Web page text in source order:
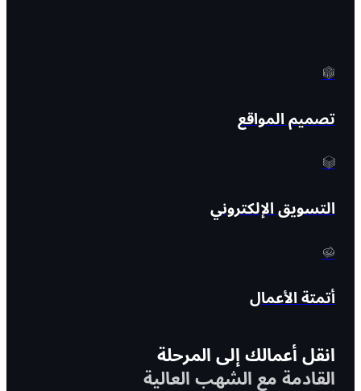
تصميم المواقع
التسويق الإلكتروني
أتمتة الأعمال
انقل أعمالك إلى المرحلة
القادمة مع الشهب العالية